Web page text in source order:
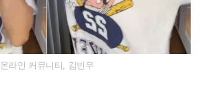
온라인 커뮤니티, 김빈우